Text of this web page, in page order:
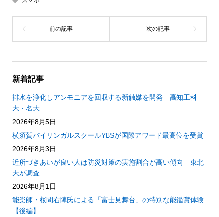
新着記事
排水を浄化しアンモニアを回収する新触媒を開発 高知工科
大・名大
2026年8月5日
横須賀バイリンガルスクールYBSが国際アワード最高位を受賞
2026年8月3日
近所づきあいが良い人は防災対策の実施割合が高い傾向 東北
大が調査
2026年8月1日
能楽師・桜間右陣氏による「富士見舞台」の特別な能鑑賞体験
【後編】